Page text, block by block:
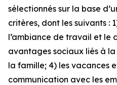
sélectionnés sur la base
critères, dont les suivants :
l’ambiance de travail et le
avantages sociaux liés à
la famille; 4) les vacances
communication avec les